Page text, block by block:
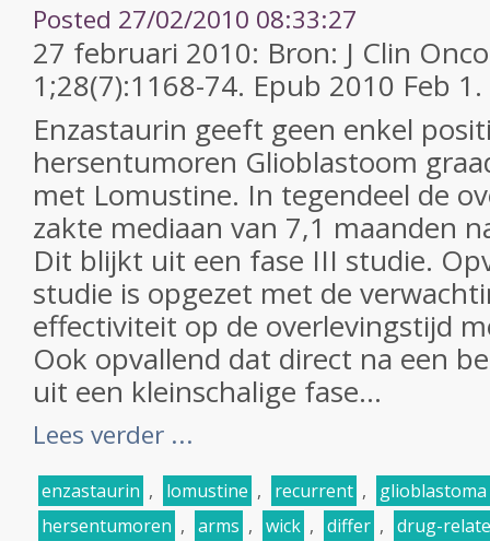
Posted 27/02/2010 08:33:27
27 februari 2010: Bron: J Clin
1;28(7):1168-74. Epub 2010 Feb 1.
Enzastaurin geeft geen enkel
hersentumoren Glioblastoom
met Lomustine. In tegendeel de
zakte mediaan van 7,1 maanden
Dit blijkt uit een fase III studie.
studie is opgezet met de
effectiviteit op de overlevingstijd
Ook opvallend dat direct na een
uit een kleinschalige fase...
Lees verder ...
enzastaurin , lomustine , recurrent ,
glioblastoma
hersentumoren , arms , wick , differ , drug-